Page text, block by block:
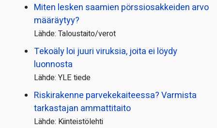
Miten lesken saamien pörssi­osakkeiden arvo
määräytyy?
Lähde: Taloustaito/verot
Tekoäly loi juuri viruksia, joita ei löydy
luonnosta
Lähde: YLE tiede
Riskirakenne parvekekaiteessa? Varmista
tarkastajan ammattitaito
Lähde: Kiinteistölehti